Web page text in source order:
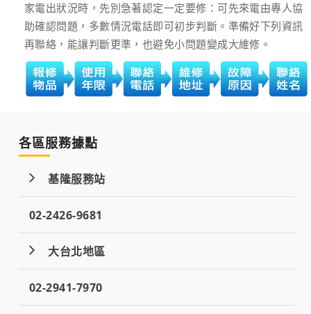
家電出狀況時，先別急著認定一定要修：可先來電由專人協
助確認問題，多數情況電話即可初步判斷。準備好下列資訊
再聯絡，能讓判斷更準，也避免小問題變成大維修。
各區服務據點
基隆服務站
02-2426-9681
大台北地區
02-2941-7970